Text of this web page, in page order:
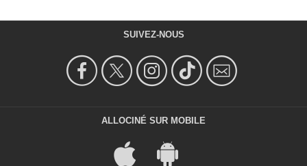
SUIVEZ-NOUS
ALLOCINÉ SUR MOBILE